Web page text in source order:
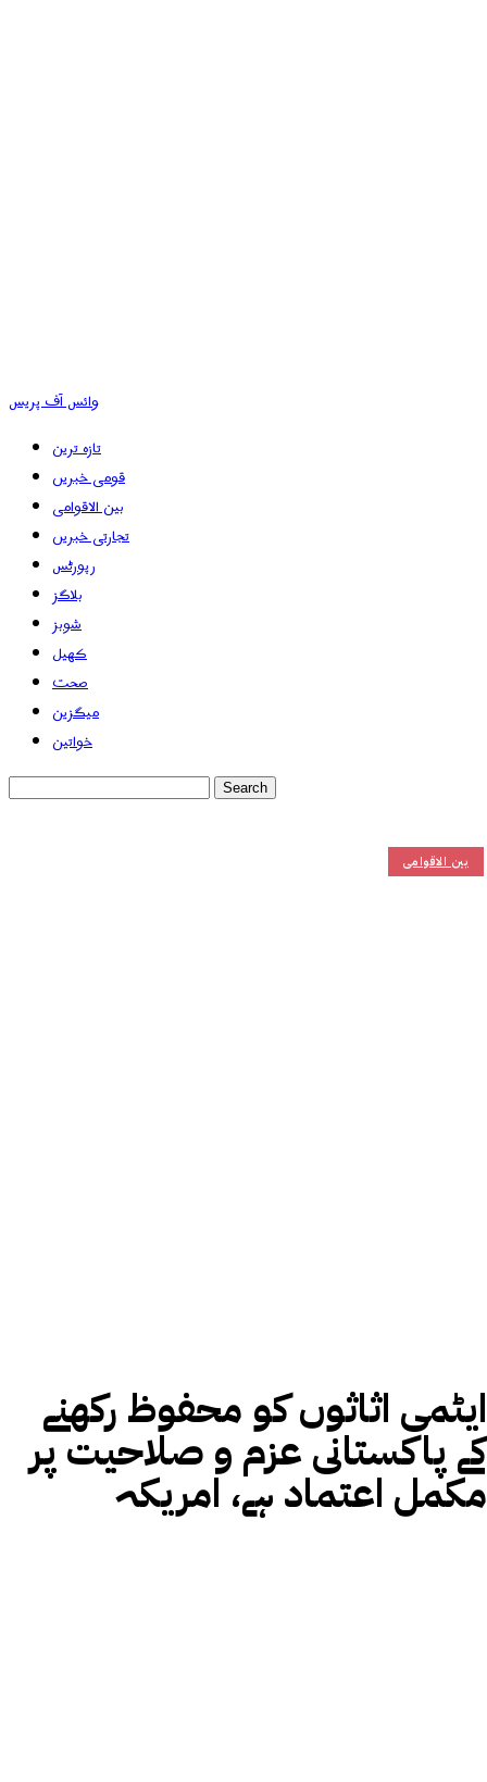
وائس آف پریس
تازہ ترین
قومی خبریں
بین الاقوامی
تجارتی خبریں
رپورٹس
بلاگز
شوبز
کھیل
صحت
میگزین
خواتین
بین الاقوامی
ایٹمی اثاثوں کو محفوظ رکھنے
کے پاکستانی عزم و صلاحیت پر
مکمل اعتماد ہے، امریکہ